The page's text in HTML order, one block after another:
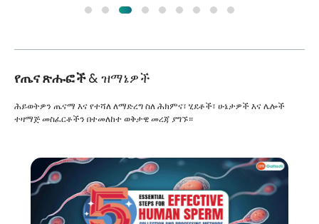
የጤና ጽሑፎች& ዝማኔዎች
ሕይወትዎን ጤናማ እና የተሻለ ለማድረግ ስለ ሕክምና፣ ሂደቶች፣ ሁኔታዎች እና ሌሎች
ተዛማጅ መስፈርቶችን በተመለከተ ወቅታዊ መረጃ ያግኙ።